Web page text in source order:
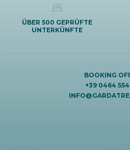
ÜBER 500 GEPRÜFTE
UNTERKÜNFTE
BOOKING
+39 0464